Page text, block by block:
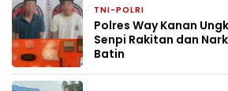
TNI-POLRI
Polres Way Kanan
Senpi Rakitan dan
Batin